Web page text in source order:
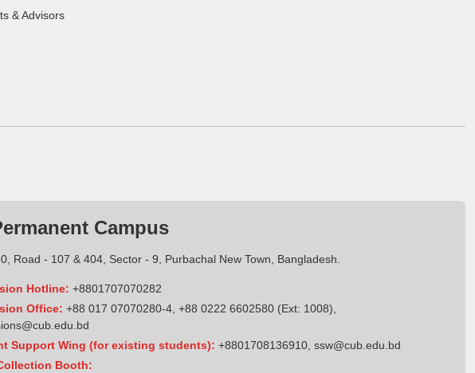
& Advisors
Campus
Road - 107 & 404, Sector - 9, Purbachal New Town, Bangladesh.
Hotline: +8801707070282
Office: +88 017 07070280-4, +88 0222 6602580 (Ext: 1008),
Support Wing (for existing students): +8801708136910 ssw@cub.edu.bd
Booth: